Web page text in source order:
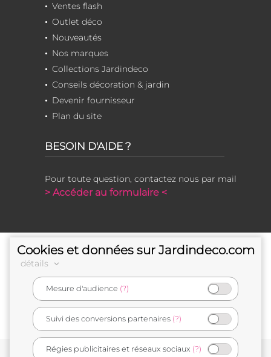
Ventes flash
Outlet déco
Nouveautés
Nos marques
Collections Jardindeco
Conseils décoration & jardin
Devenir fournisseur
Plan du site
BESOIN D'AIDE ?
Pour toute question, contactez nous par mail
> Accéder au formulaire <
e-commerçant français
Cookies et données sur Jardindeco.com
détails
Mesure d'audience (?)
Suivi des conversions partenaires (?)
Régies publicitaires et réseaux sociaux (?)